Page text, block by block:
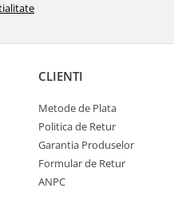
CLIENTI
Metode de Plata
Politica de Retur
Garantia Produselor
Formular de Retur
ANPC